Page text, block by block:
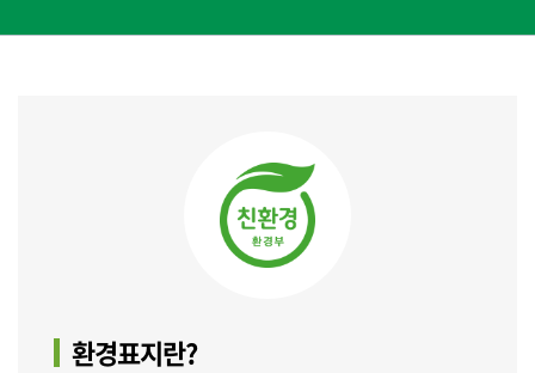
환경표지란?